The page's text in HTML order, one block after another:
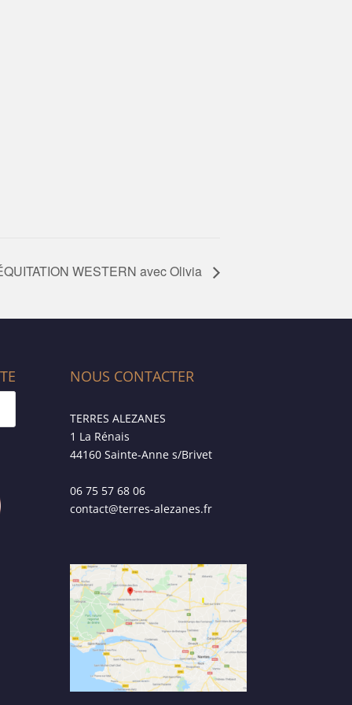
WESTERN avec Olivia
NOUS CONTACTER
TERRES ALEZANES
1 La Rénais
44160 Sainte-Anne s/Brivet
06 75 57 68 06
contact@terres-alezanes.fr